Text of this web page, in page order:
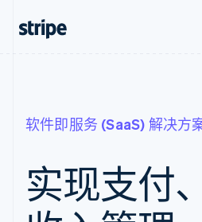
Payments
无代码支付
Checkout
预构建支付界
Billing
按用量计费
订阅管理
初创企业
按应用场景
API 参考文档
客户案例
支持
软件即服务 (SaaS) 解决方
实现支付